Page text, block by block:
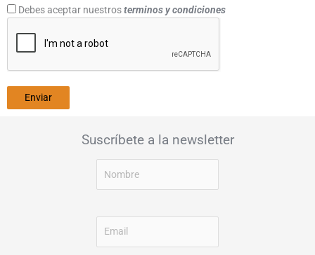
Debes aceptar nuestrosterminos y condiciones
Suscríbete a la newsletter